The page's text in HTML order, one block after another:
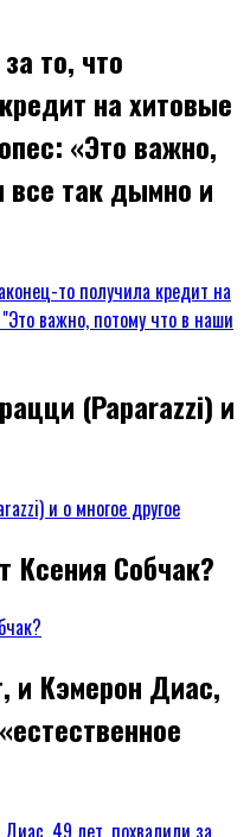
то, что
на хитовые
«Это важно,
все так дымно и
(Paparazzi) и
Ксения Собчак?
и Кэмерон Диас,